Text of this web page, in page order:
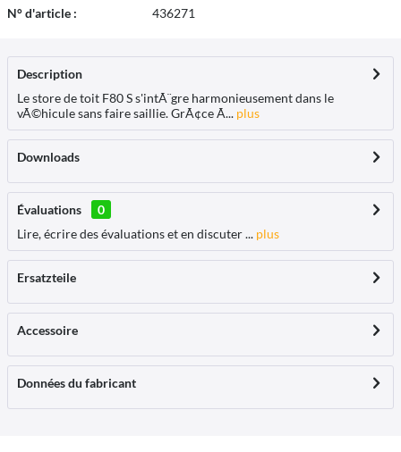
N° d'article : 436271
Description
Le store de toit F80 S s'intÃ¨gre harmonieusement dans le
vÃ©hicule sans faire saillie. GrÃ¢ce Ã... plus
Downloads
Évaluations
0
Lire, écrire des évaluations et en discuter ... plus
Ersatzteile
Accessoire
Données du fabricant